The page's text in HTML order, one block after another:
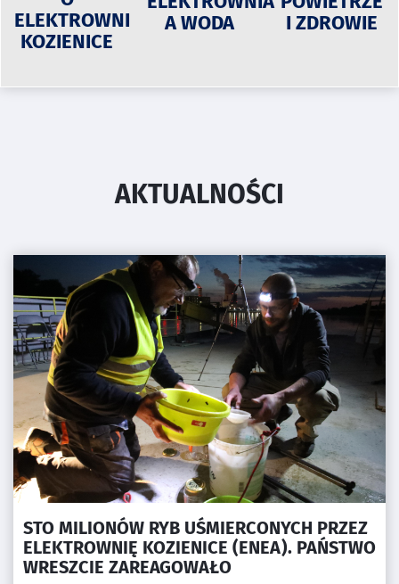
ELEKTROWNI
KOZIENICE
A WODA
I ZDROWIE
AKTUALNOŚCI
STO MILIONÓW RYB UŚMIERCONYCH PRZEZ
ELEKTROWNIĘ KOZIENICE (ENEA). PAŃSTWO
WRESZCIE ZAREAGOWAŁO